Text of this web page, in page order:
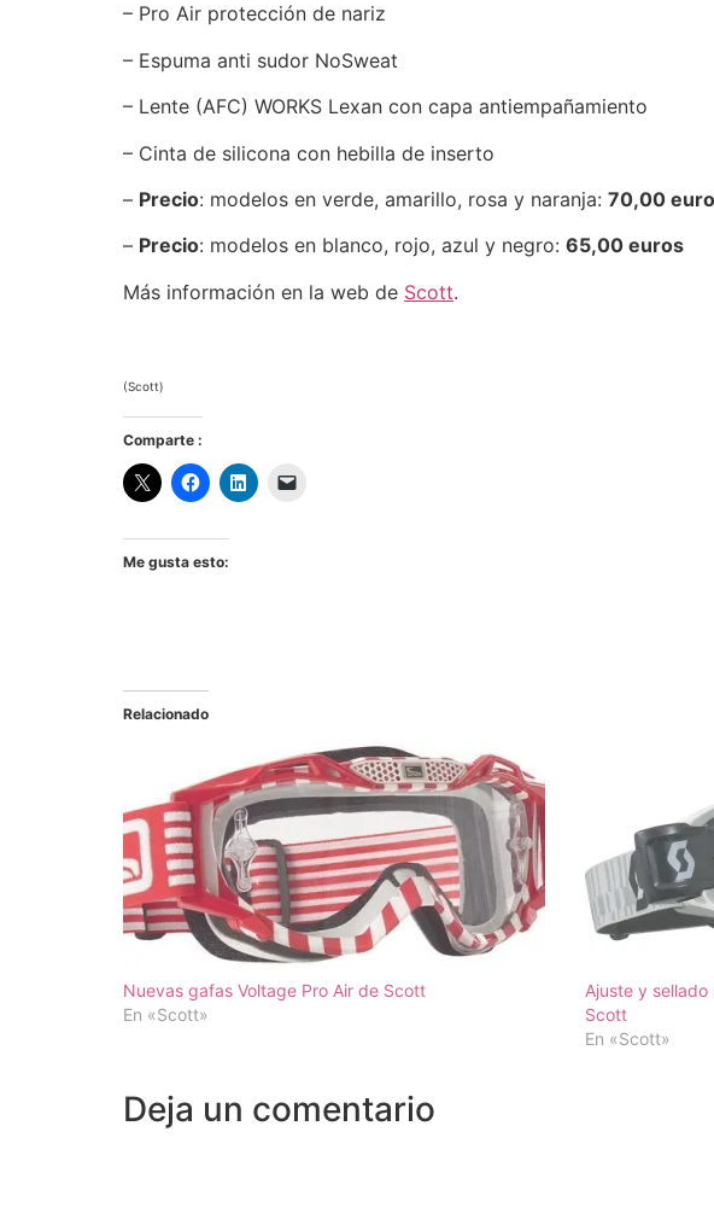
– Pro Air protección de nariz
– Espuma anti sudor NoSweat
– Lente (AFC) WORKS Lexan con capa antiempañamiento
– Cinta de silicona con hebilla de inserto
– Precio: modelos en verde, amarillo, rosa y naranja: 70,00
– Precio: modelos en blanco, rojo, azul y negro: 65,00 euros
Más información en la web de Scott.
(Scott)
Comparte :
Me gusta esto:
Relacionado
Nuevas gafas Voltage Pro Air de Scott
En «Scott»
Ajuste y
Scott
En «Scott»
Deja un comentario